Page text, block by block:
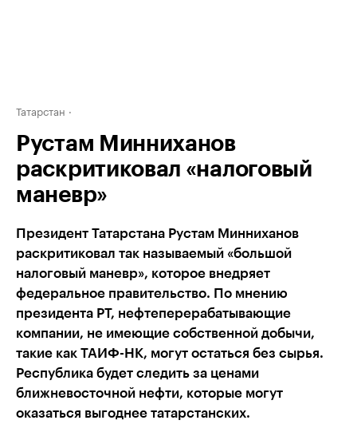
Татарстан
Рустам Минниханов
раскритиковал «налоговый
маневр»
Президент Татарстана Рустам Минниханов
раскритиковал так называемый «большой
налоговый маневр», которое внедряет
федеральное правительство. По мнению
президента РТ, нефтеперерабатывающие
компании, не имеющие собственной добычи,
такие как ТАИФ-НК, могут остаться без сырья.
Республика будет следить за ценами
ближневосточной нефти, которые могут
оказаться выгоднее татарстанских.